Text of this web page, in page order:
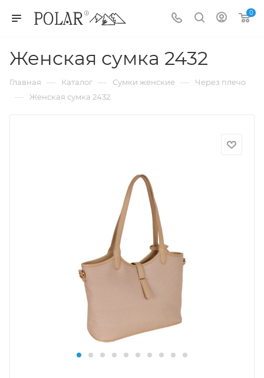
0
Женская сумка 2432
Главная — Каталог — Сумки женские — Через плечо
— Женская сумка 2432